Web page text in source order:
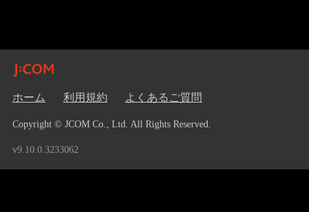
ホーム 利用規約 よくあるご質問
Copyright © JCOM Co., Ltd. All Rights Reserved.
v9.10.0.3233062